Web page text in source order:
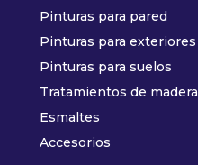
Pinturas para pared
Pinturas para exteriores
Pinturas para suelos
Tratamientos de madera
Esmaltes
Accesorios